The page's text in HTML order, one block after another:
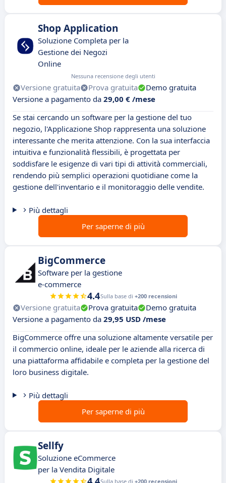
Shop Application
Soluzione Completa per la
Gestione dei Negozi
Online
Nessuna recensione degli utenti
Versione gratuita Prova gratuita
Demo gratuita
Versione a pagamento da 29,00 € /mese
Se stai cercando un software per la gestione del tuo
negozio, l'Applicazione Shop rappresenta una soluzione
interessante che merita attenzione. Con la sua interfaccia
intuitiva e funzionalità flessibili, è progettata per
soddisfare le esigenze di vari tipi di attività commerciali,
rendendo più semplici operazioni quotidiane come la
gestione dell'inventario e il monitoraggio delle vendite.
Più dettagli
Per saperne di più
BigCommerce
Software per la gestione
e-commerce
4.4Sulla base di +200 recensioni
Versione gratuita Prova gratuita
Demo gratuita
Versione a pagamento da 29,95 USD /mese
BigCommerce offre una soluzione altamente versatile per
il commercio online, ideale per le aziende alla ricerca di
una piattaforma affidabile e completa per la gestione del
loro business digitale.
Più dettagli
Per saperne di più
Sellfy
Soluzione eCommerce
per la Vendita Digitale
Sulla base di +200 recensioni